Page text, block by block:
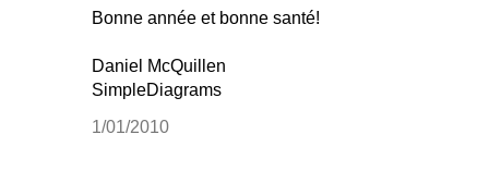
Bonne année et bonne santé!
Daniel McQuillen
SimpleDiagrams
1/01/2010